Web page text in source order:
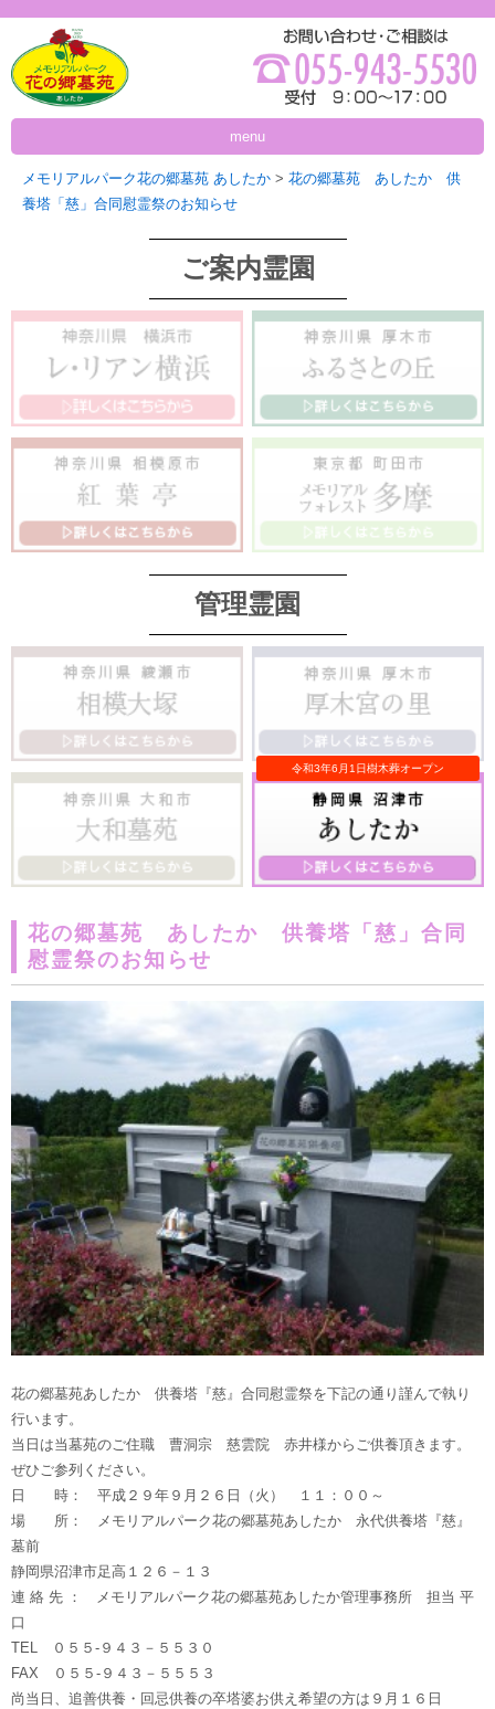
menu
メモリアルパーク花の郷墓苑 あしたか > 花の郷墓苑 あしたか 供
養塔「慈」合同慰霊祭のお知らせ
ご案内霊園
管理霊園
花の郷墓苑 あしたか 供養塔「慈」合同
慰霊祭のお知らせ
花の郷墓苑あしたか 供養塔『慈』合同慰霊祭を下記の通り謹んで執り
行います。
当日は当墓苑のご住職 曹洞宗 慈雲院 赤井様からご供養頂きます。
ぜひご参列ください。
日 時： 平成２９年９月２６日（火） １１：００～
場 所： メモリアルパーク花の郷墓苑あしたか 永代供養塔『慈』
墓前
静岡県沼津市足高１２６－１３
連 絡 先 ： メモリアルパーク花の郷墓苑あしたか管理事務所 担当 平
口
TEL ０５５-９４３－５５３０
FAX ０５５-９４３－５５５３
尚当日、追善供養・回忌供養の卒塔婆お供え希望の方は９月１６日